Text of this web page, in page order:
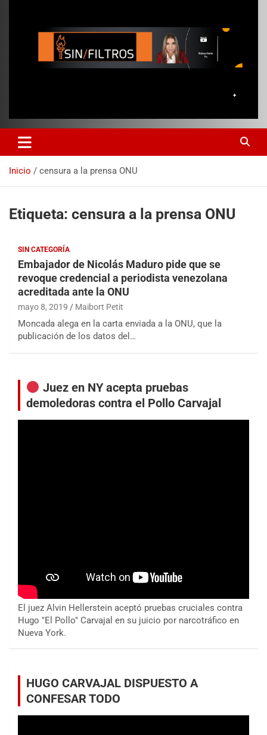
Inicio censura a la prensa ONU
Etiqueta: censura a la prensa ONU
SIN CATEGORÍA
Embajador de Nicolás Maduro pide que se
revoque credencial a periodista venezolana
acreditada ante la ONU
mayo 8, 2019 Maibort Petit
Moncada alega en la carta enviada a la ONU, que la
publicación de los datos del…
Juez en NY acepta pruebas
demoledoras contra el Pollo Carvajal
El juez Alvin Hellerstein aceptó pruebas cruciales contra
Hugo "El Pollo" Carvajal en su juicio por narcotráfico en
Nueva York.
HUGO CARVAJAL DISPUESTO A
CONFESAR TODO